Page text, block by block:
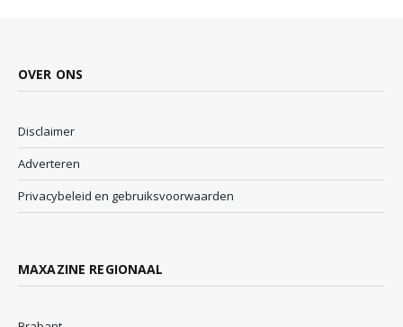
OVER ONS
Disclaimer
Adverteren
Privacybeleid en gebruiksvoorwaarden
MAXAZINE REGIONAAL